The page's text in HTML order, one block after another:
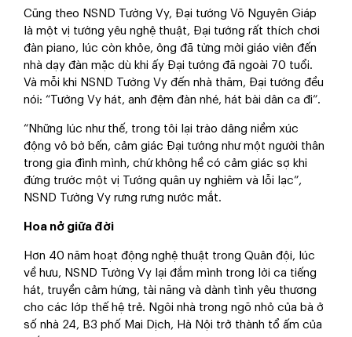
Cũng theo NSND Tường Vy, Đại tướng Võ Nguyên Giáp
là một vị tướng yêu nghệ thuật, Đại tướng rất thích chơi
đàn piano, lúc còn khỏe, ông đã từng mời giáo viên đến
nhà dạy đàn mặc dù khi ấy Đại tướng đã ngoài 70 tuổi.
Và mỗi khi NSND Tường Vy đến nhà thăm, Đại tướng đều
nói: “Tường Vy hát, anh đệm đàn nhé, hát bài dân ca đi”.
“Những lúc như thế, trong tôi lại trào dâng niềm xúc
động vô bờ bến, cảm giác Đại tướng như một người thân
trong gia đình mình, chứ không hề có cảm giác sợ khi
đứng trước một vị Tướng quân uy nghiêm và lỗi lạc”,
NSND Tường Vy rưng rưng nước mắt.
Hoa nở giữa đời
Hơn 40 năm hoạt động nghệ thuật trong Quân đội, lúc
về hưu, NSND Tường Vy lại đắm mình trong lời ca tiếng
hát, truyền cảm hứng, tài năng và dành tình yêu thương
cho các lớp thế hệ trẻ. Ngôi nhà trong ngõ nhỏ của bà ở
số nhà 24, B3 phố Mai Dịch, Hà Nội trở thành tổ ấm của